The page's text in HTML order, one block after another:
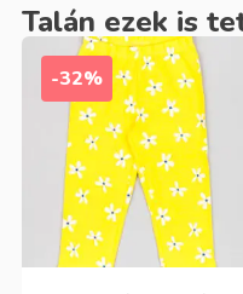
Talán ezek is
-32%